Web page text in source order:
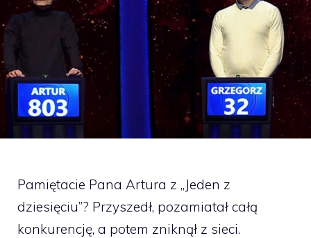
Pamiętacie Pana Artura z „Jeden z
dziesięciu”? Przyszedł, pozamiatał całą
konkurencję, a potem zniknął z sieci.